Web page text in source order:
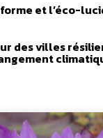
et l’éco-
des villes